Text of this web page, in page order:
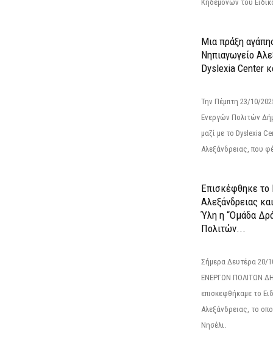
Κηδεμόνων του
Μια πράξη
Νηπιαγωγείο
Dyslexia Center
Την Πέμπτη 23/10/
Ενεργών Πολιτών
μαζί με το Dyslexia
Αλεξάνδρειας, που
Επισκέφθηκε το
Αλεξάνδρειας
Ύλη η “Ομάδα
Πολιτών...
Σήμερα Δευτέρα
ΕΝΕΡΓΩΝ ΠΟΛΙΤΩΝ
επισκεφθήκαμε το
Αλεξάνδρειας, το
Νησέλι.